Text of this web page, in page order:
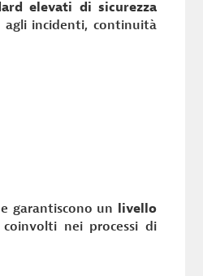
elevati di sicurezza
incidenti, continuità
garantiscono un livello
nei processi di